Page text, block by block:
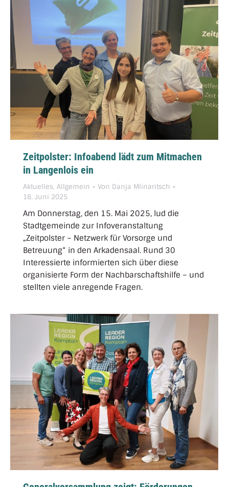
Zeitpolster: Infoabend lädt zum Mitmachen
in Langenlois ein
Aktuelles, Allgemein Von Danja Mlinaritsch
18. Juni 2025
Am Donnerstag, den 15. Mai 2025, lud die
Stadtgemeinde zur Infoveranstaltung
„Zeitpolster – Netzwerk für Vorsorge und
Betreuung“ in den Arkadensaal. Rund 30
Interessierte informierten sich über diese
organisierte Form der Nachbarschaftshilfe – und
stellten viele anregende Fragen.